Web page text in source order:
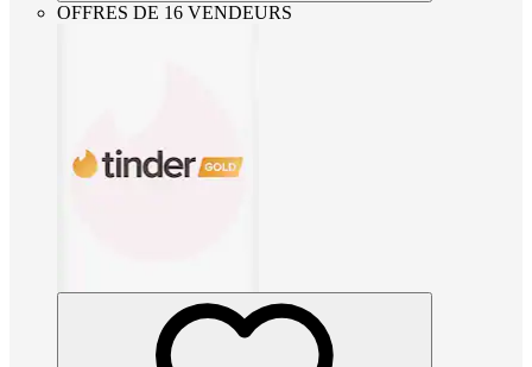
OFFRES DE 16 VENDEURS